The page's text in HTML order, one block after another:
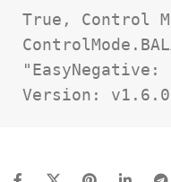
True, Control
"EasyNegative:
Version: v1.6.0